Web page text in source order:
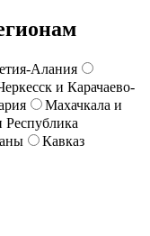
Алания
и Карачаево-
Махачкала и
Республика
Кавказ